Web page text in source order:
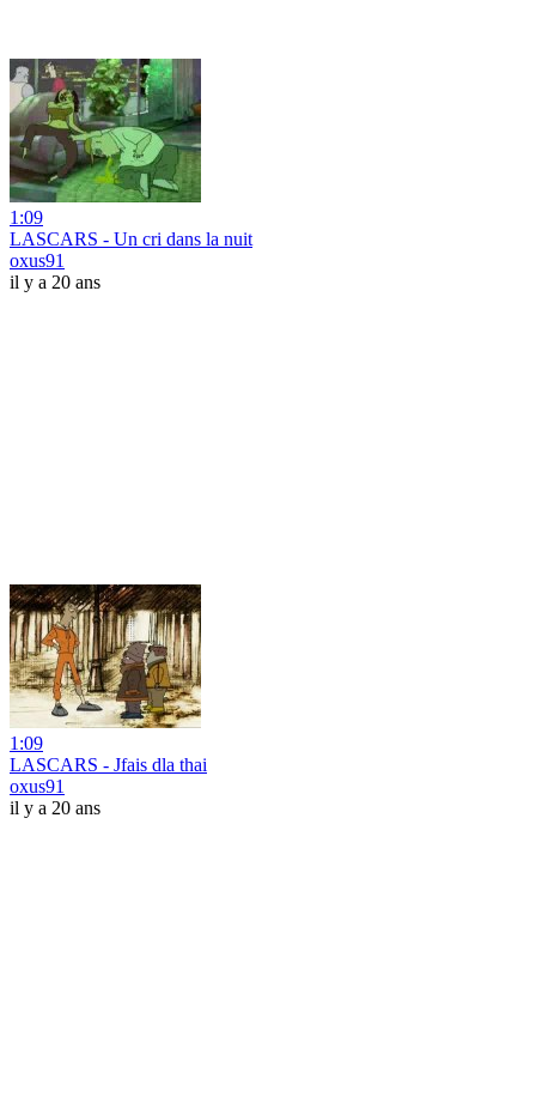
1:09
LASCARS - Un cri dans la nuit
oxus91
il y a 20 ans
1:09
LASCARS - Jfais dla thai
oxus91
il y a 20 ans